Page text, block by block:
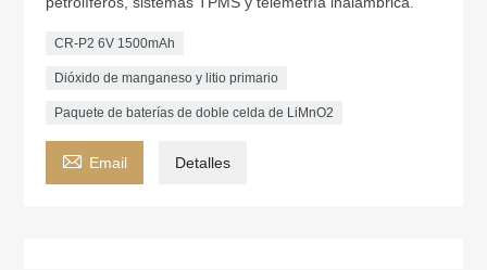
CR-P2 6V 1500mAh
Dióxido de manganeso y litio primario
Paquete de baterías de doble celda de LiMnO2
 Email Detalles